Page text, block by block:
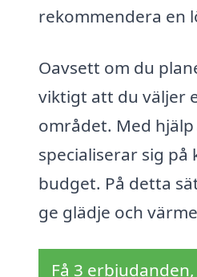
rekommendera en
Oavsett om du
viktigt att du väljer
området. Med
specialiserar sig
budget. På detta
ge glädje och
Få 3